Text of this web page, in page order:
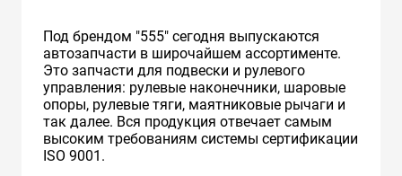
Под брендом "555" сегодня выпускаются
автозапчасти в широчайшем ассортименте.
Это запчасти для подвески и рулевого
управления: рулевые наконечники, шаровые
опоры, рулевые тяги, маятниковые рычаги и
так далее. Вся продукция отвечает самым
высоким требованиям системы сертификации
ISO 9001.